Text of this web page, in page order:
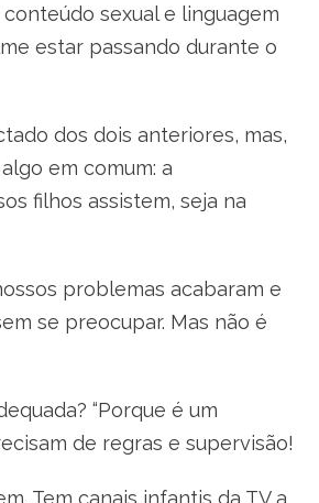
sexual e linguagem
estar passando durante o
dos dois anteriores, mas,
em comum: a
filhos assistem, seja na
problemas acabaram e
se preocupar. Mas não é
“Porque é um
de regras e supervisão!
Tem canais infantis da TV a